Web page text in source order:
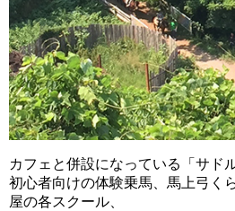
カフェと併設になっている「サド
初心者向けの体験乗馬、馬上弓く
屋の各スクール、